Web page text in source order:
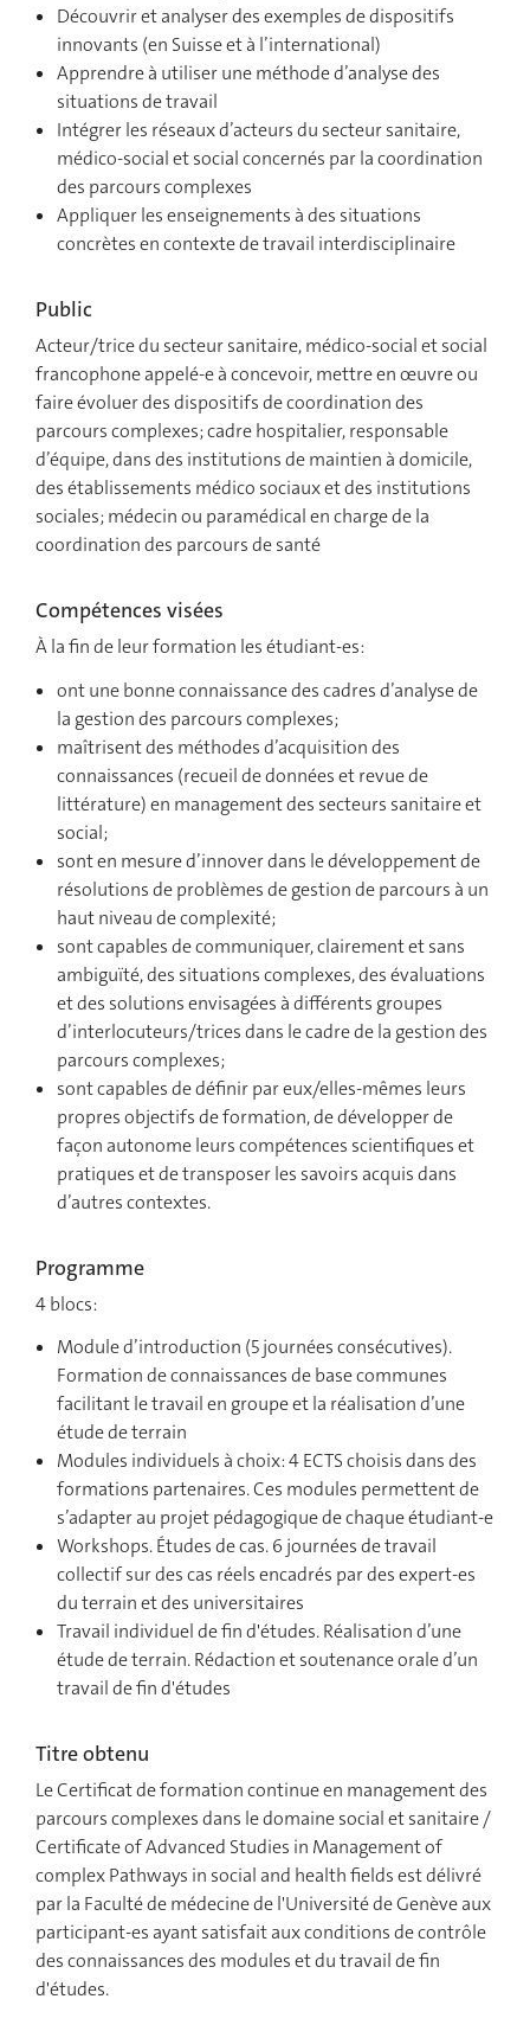
Découvrir et analyser des exemples de dispositifs
innovants (en Suisse et à l’international)
Apprendre à utiliser une méthode d’analyse des
situations de travail
Intégrer les réseaux d’acteurs du secteur sanitaire,
médico-social et social concernés par la coordination
des parcours complexes
Appliquer les enseignements à des situations
concrètes en contexte de travail interdisciplinaire
Public
Acteur/trice du secteur sanitaire, médico-social et social
francophone appelé-e à concevoir, mettre en œuvre ou
faire évoluer des dispositifs de coordination des
parcours complexes; cadre hospitalier, responsable
d’équipe, dans des institutions de maintien à domicile,
des établissements médico sociaux et des institutions
sociales; médecin ou paramédical en charge de la
coordination des parcours de santé
Compétences visées
À la fin de leur formation les étudiant-es:
ont une bonne connaissance des cadres d’analyse de
la gestion des parcours complexes;
maîtrisent des méthodes d’acquisition des
connaissances (recueil de données et revue de
littérature) en management des secteurs sanitaire et
social;
sont en mesure d’innover dans le développement de
résolutions de problèmes de gestion de parcours à un
haut niveau de complexité;
sont capables de communiquer, clairement et sans
ambiguïté, des situations complexes, des évaluations
et des solutions envisagées à différents groupes
d’interlocuteurs/trices dans le cadre de la gestion des
parcours complexes;
sont capables de définir par eux/elles-mêmes leurs
propres objectifs de formation, de développer de
façon autonome leurs compétences scientifiques et
pratiques et de transposer les savoirs acquis dans
d’autres contextes.
Programme
4 blocs:
Module d’introduction (5 journées consécutives).
Formation de connaissances de base communes
facilitant le travail en groupe et la réalisation d’une
étude de terrain
Modules individuels à choix: 4 ECTS choisis dans des
formations partenaires. Ces modules permettent de
s’adapter au projet pédagogique de chaque étudiant-e
Workshops. Études de cas. 6 journées de travail
collectif sur des cas réels encadrés par des expert-es
du terrain et des universitaires
Travail individuel de fin d'études. Réalisation d’une
étude de terrain. Rédaction et soutenance orale d’un
travail de fin d'études
Titre obtenu
Le Certificat de formation continue en management des
parcours complexes dans le domaine social et sanitaire /
Certificate of Advanced Studies in Management of
complex Pathways in social and health fields est délivré
par la Faculté de médecine de l'Université de Genève aux
participant-es ayant satisfait aux conditions de contrôle
des connaissances des modules et du travail de fin
d'études.